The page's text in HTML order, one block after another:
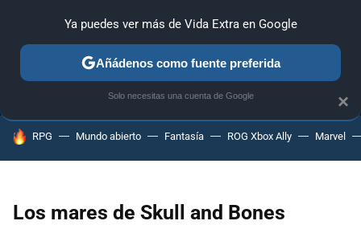
ANÁLISIS GUÍAS Y TRUCOS PC SONY NINTENDO
HOY SE HABLA DE
RPG Mundo abierto Fantasía ROG Xbox Ally Marvel
Los mares de Skull and Bones
×
Ya puedes ver más de Vida Extra en Google
Añádenos como fuente preferida
Solo necesitas una cuenta de Google